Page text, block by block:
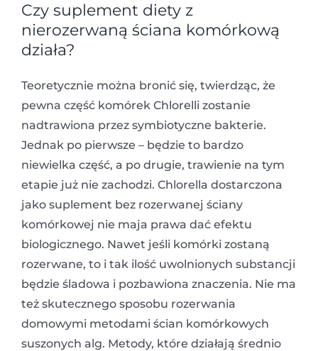
Czy suplement diety z
nierozerwaną ściana komórkową
działa?
Teoretycznie można bronić się, twierdząc, że
pewna część komórek Chlorelli zostanie
nadtrawiona przez symbiotyczne bakterie.
Jednak po pierwsze – będzie to bardzo
niewielka część, a po drugie, trawienie na tym
etapie już nie zachodzi. Chlorella dostarczona
jako suplement bez rozerwanej ściany
komórkowej nie maja prawa dać efektu
biologicznego. Nawet jeśli komórki zostaną
rozerwane, to i tak ilość uwolnionych substancji
będzie śladowa i pozbawiona znaczenia. Nie ma
też skutecznego sposobu rozerwania
domowymi metodami ścian komórkowych
suszonych alg. Metody, które działają średnio